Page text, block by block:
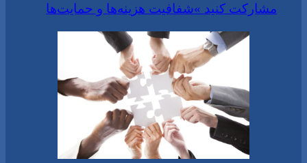
مشارکت کنید »شفافیت هزینه‌ها و حمایت‌ها